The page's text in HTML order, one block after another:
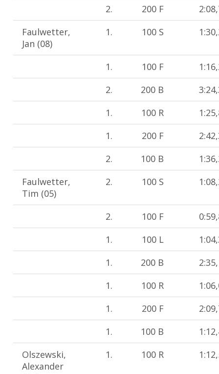
2.
200 F
Faulwetter,
Jan (08)
1. 100 S
1. 100 F
2.
200 B
1.
100 R
1.
200 F
2.
100 B
Faulwetter,
Tim (05)
2. 100 S
2. 100 F
1.
100 L
1.
200 B
1.
100 R
1.
200 F
1.
100 B
Olszewski,
Alexander
1. 100 R